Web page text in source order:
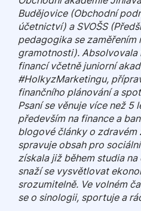
Budějovice (Obchodní
účetnictví) a SVOŠS
pedagogika se zaměřením
gramotnosti). Absolvovala
financí včetně juniorní
#HolkyzMarketingu,
finančního plánování a
Psaní se věnuje více než 5
především na finance a
blogové články o zdravém
spravuje obsah pro
získala již během studia
snaží se vysvětlovat
srozumitelně. Ve volném
se o sinologii, sportuje a